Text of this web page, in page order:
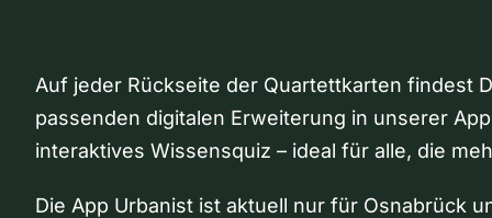
Auf jeder Rückseite der Quartettkarten findest
passenden digitalen Erweiterung in unserer
interaktives Wissensquiz – ideal für alle, die
Die App Urbanist ist aktuell nur für Osnabrück